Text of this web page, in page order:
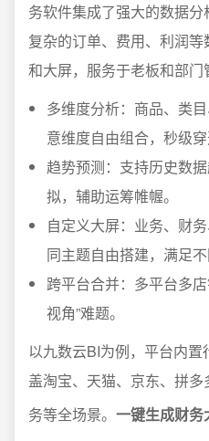
务软件集成了强大的数据
复杂的订单、费用、利润
和大屏，服务于老板和部门
多维度分析：商品、类
意维度自由组合，秒级
趋势预测：支持历史数
拟，辅助运筹帷幄。
自定义大屏：业务、财
同主题自由搭建，满足不
跨平台合并：多平台多
视角”难题。
以九数云BI为例，平台内
盖淘宝、天猫、京东、拼
务等全场景。 一键生成财务